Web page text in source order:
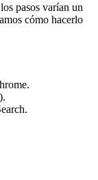
pasos varían un
cómo hacerlo